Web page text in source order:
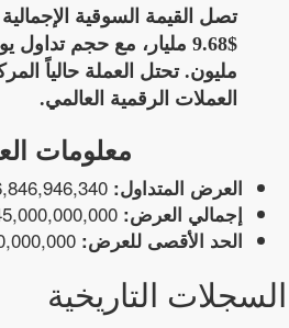
العملات الرقمية العالمي.
معلومات
العرض المتداول: 36,846,946,340 ADA
إجمالي العرض: 45,000,000,000 ADA
الحد الأقصى للعرض: 45,000,000,000 ADA
السجلات التاريخية